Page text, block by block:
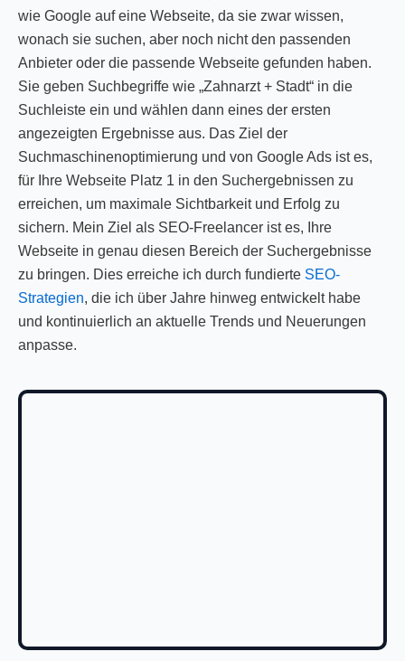
wie Google auf eine Webseite, da sie zwar wissen,
wonach sie suchen, aber noch nicht den passenden
Anbieter oder die passende Webseite gefunden haben.
Sie geben Suchbegriffe wie „Zahnarzt + Stadt“ in die
Suchleiste ein und wählen dann eines der ersten
angezeigten Ergebnisse aus. Das Ziel der
Suchmaschinenoptimierung und von Google Ads ist es,
für Ihre Webseite Platz 1 in den Suchergebnissen zu
erreichen, um maximale Sichtbarkeit und Erfolg zu
sichern. Mein Ziel als SEO-Freelancer ist es, Ihre
Webseite in genau diesen Bereich der Suchergebnisse
zu bringen. Dies erreiche ich durch fundierte SEO-
Strategien, die ich über Jahre hinweg entwickelt habe
und kontinuierlich an aktuelle Trends und Neuerungen
anpasse.